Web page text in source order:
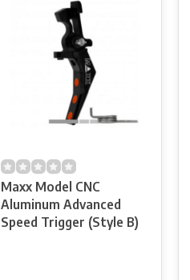
Maxx Model CNC
Aluminum Advanced
Speed Trigger (Style B)